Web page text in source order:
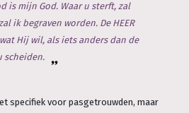
is mijn God. Waar u sterft, zal
ik begraven worden. De HEER
Hij wil, als iets anders dan de
scheiden.
specifiek voor pasgetrouwden, maar